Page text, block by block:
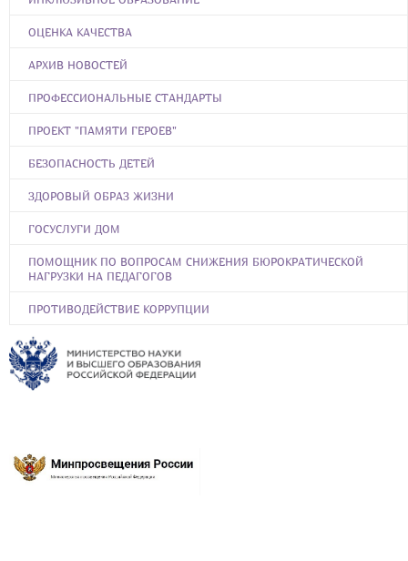
ОЦЕНКА КАЧЕСТВА
АРХИВ НОВОСТЕЙ
ПРОФЕССИОНАЛЬНЫЕ СТАНДАРТЫ
ПРОЕКТ "ПАМЯТИ ГЕРОЕВ"
БЕЗОПАСНОСТЬ ДЕТЕЙ
ЗДОРОВЫЙ ОБРАЗ ЖИЗНИ
ГОСУСЛУГИ ДОМ
ПОМОЩНИК ПО ВОПРОСАМ СНИЖЕНИЯ БЮРОКРАТИЧЕСКОЙ
НАГРУЗКИ НА ПЕДАГОГОВ
ПРОТИВОДЕЙСТВИЕ КОРРУПЦИИ